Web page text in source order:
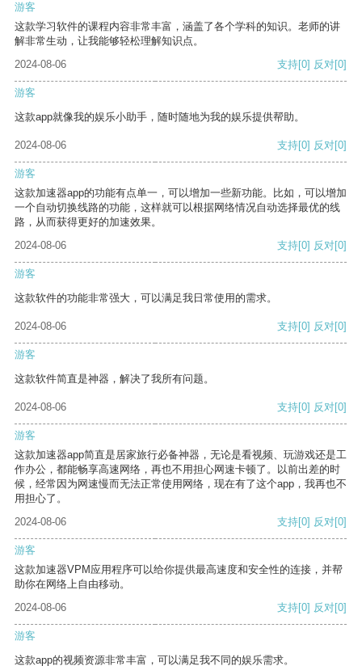
游客
这款学习软件的课程内容非常丰富，涵盖了各个学科的知识。老师的讲
解非常生动，让我能够轻松理解知识点。
2024-08-06
支持[0] 反对[0]
游客
这款app就像我的娱乐小助手，随时随地为我的娱乐提供帮助。
2024-08-06 支持[0] 反对[0]
游客
这款加速器app的功能有点单一，可以增加一些新功能。比如，可以增加
一个自动切换线路的功能，这样就可以根据网络情况自动选择最优的线
路，从而获得更好的加速效果。
2024-08-06
支持[0] 反对[0]
游客
这款软件的功能非常强大，可以满足我日常使用的需求。
2024-08-06 支持[0] 反对[0]
游客
这款软件简直是神器，解决了我所有问题。
2024-08-06 支持[0] 反对[0]
游客
这款加速器app简直是居家旅行必备神器，无论是看视频、玩游戏还是工
作办公，都能畅享高速网络，再也不用担心网速卡顿了。以前出差的时
候，经常因为网速慢而无法正常使用网络，现在有了这个app，我再也不
用担心了。
2024-08-06
支持[0] 反对[0]
游客
这款加速器VPM应用程序可以给你提供最高速度和安全性的连接，并帮
助你在网络上自由移动。
2024-08-06
支持[0] 反对[0]
游客
这款app的视频资源非常丰富，可以满足我不同的娱乐需求。